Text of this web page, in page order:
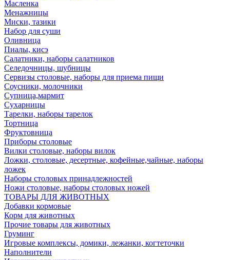
Масленка
Менажницы
Миски, тазики
Набор для суши
Оливница
Пиалы, кисэ
Салатники, наборы салатников
Селедочницы, шубницы
Сервизы столовые, наборы для приема пищи
Соусники, молочники
Супница,мармит
Сухарницы
Тарелки, наборы тарелок
Тортница
Фруктовница
Приборы столовые
Вилки столовые, наборы вилок
Ложки, столовые, десертные, кофейные,чайные, наборы
ложек
Наборы столовых принадлежностей
Ножи столовые, наборы столовых ножей
ТОВАРЫ ДЛЯ ЖИВОТНЫХ
Добавки кормовые
Корм для животных
Прочие товары для животных
Груминг
Игровые комплексы, домики, лежанки, когтеточки
Наполнители